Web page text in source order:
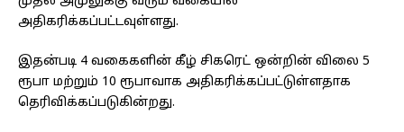
அதிகரிக்கப்பட்டவுள்ளது.
இதன்படி 4 வகைகளின் கீழ் சிகரெட் ஒன்றின் விலை 5
ரூபா மற்றும் 10 ரூபாவாக அதிகரிக்கப்பட்டுள்ளதாக
தெரிவிக்கப்படுகின்றது.